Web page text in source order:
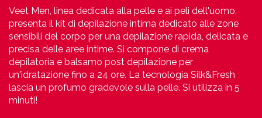
Veet Men, linea dedicata alla pelle e ai peli dell'uomo,
presenta il kit di depilazione intima dedicato alle zone
sensibili del corpo per una depilazione rapida, delicata e
precisa delle aree intime. Si compone di crema
depilatoria e balsamo post depilazione per
un'idratazione fino a 24 ore. La tecnologia Silk&Fresh
lascia un profumo gradevole sulla pelle. Si utilizza in 5
minuti!